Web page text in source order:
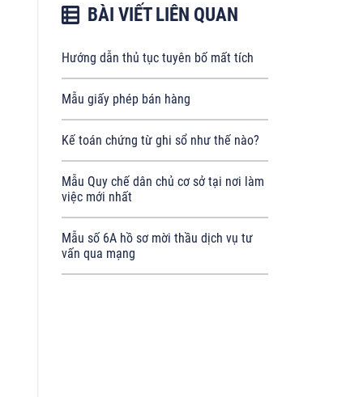
BÀI VIẾT LIÊN QUAN
Hướng dẫn thủ tục tuyên bố mất tích
Mẫu giấy phép bán hàng
Kế toán chứng từ ghi sổ như thế nào?
Mẫu Quy chế dân chủ cơ sở tại nơi làm
việc mới nhất
Mẫu số 6A hồ sơ mời thầu dịch vụ tư
vấn qua mạng